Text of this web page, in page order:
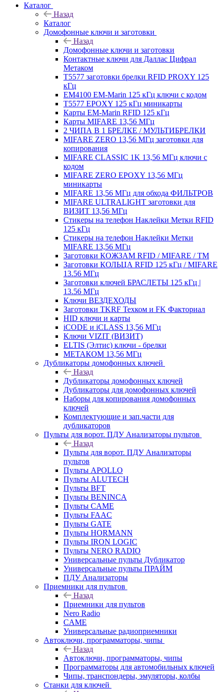
Каталог
Назад
Каталог
Домофонные ключи и заготовки
Назад
Домофонные ключи и заготовки
Контактные ключи для Даллас Цифрал
Метаком
T5577 заготовки брелки RFID PROXY 125
кГц
EM4100 EM-Marin 125 кГц ключи с кодом
T5577 EPOXY 125 кГц миникарты
Карты EM-Marin RFID 125 кГц
Карты MIFARE 13,56 МГц
2 ЧИПА В 1 БРЕЛКЕ / МУЛЬТИБРЕЛКИ
MIFARE ZERO 13,56 МГц заготовки для
копирования
MIFARE CLASSIC 1K 13,56 МГц ключи с
кодом
MIFARE ZERO EPOXY 13,56 МГц
миникарты
MIFARE 13,56 МГц для обхода ФИЛЬТРОВ
MIFARE ULTRALIGHT заготовки для
ВИЗИТ 13,56 МГц
Стикеры на телефон Наклейки Метки RFID
125 кГц
Стикеры на телефон Наклейки Метки
MIFARE 13,56 МГц
Заготовки КОЖЗАМ RFID / MIFARE / TM
Заготовки КОЛЬЦА RFID 125 кГц / MIFARE
13.56 МГц
Заготовки ключей БРАСЛЕТЫ 125 кГц |
13.56 МГц
Ключи ВЕЗДЕХОДЫ
Заготовки TKRF Техком и FK Факториал
HID ключи и карты
iCODE и iCLASS 13,56 МГц
Ключи VIZIT (ВИЗИТ)
ELTIS (Элтис) ключи - брелки
МЕТАКОМ 13,56 МГц
Дубликаторы домофонных ключей
Назад
Дубликаторы домофонных ключей
Дубликаторы для домофонных ключей
Наборы для копирования домофонных
ключей
Комплектующие и зап.части для
дубликаторов
Пульты для ворот. ПДУ Анализаторы пультов
Назад
Пульты для ворот. ПДУ Анализаторы
пультов
Пульты APOLLO
Пульты ALUTECH
Пульты BFT
Пульты BENINCA
Пульты CAME
Пульты FAAC
Пульты GATE
Пульты HORMANN
Пульты IRON LOGIC
Пульты NERO RADIO
Универсальные пульты Дубликатор
Универсальные пульты ПРАЙМ
ПДУ Анализаторы
Приемники для пультов
Назад
Приемники для пультов
Nero Radio
CAME
Универсальные радиоприемники
Автоключи, программаторы, чипы
Назад
Автоключи, программаторы, чипы
Программаторы для автомобильных ключей
Чипы, транспондеры, эмуляторы, колбы
Станки для ключей